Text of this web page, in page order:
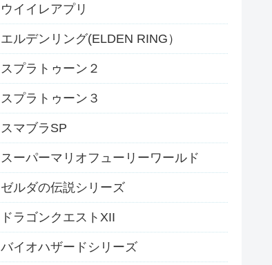
ウイイレアプリ
エルデンリング(ELDEN RING）
スプラトゥーン２
スプラトゥーン３
スマブラSP
スーパーマリオフューリーワールド
ゼルダの伝説シリーズ
ドラゴンクエストXII
バイオハザードシリーズ